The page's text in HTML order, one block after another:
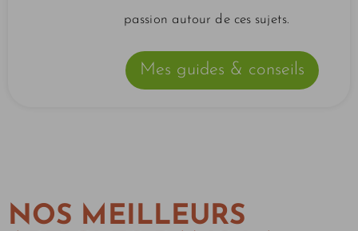
passion autour de ces sujets.
Mes guides & conseils
NOS MEILLEURS